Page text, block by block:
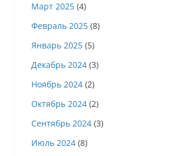
Март 2025 (4)
Февраль 2025 (8)
Январь 2025 (5)
Декабрь 2024 (3)
Ноябрь 2024 (2)
Октябрь 2024 (2)
Сентябрь 2024 (3)
Июль 2024 (8)